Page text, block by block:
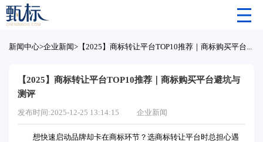
新闻中心>企业新闻> 【2025】商标转让平台TOP10推荐｜商标购买平台避坑与测评
【2025】商标转让平台TOP10推荐｜商标购买平台避坑与
测评
发布时间:2025-12-25 13:14:15 企业新闻
想快速启动品牌却卡在商标环节？选商标转让平台时总担心遇